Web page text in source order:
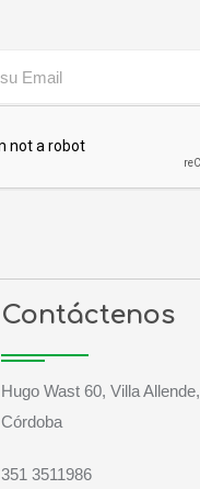
Contáctenos
Hugo Wast 60, Villa Allende,
Córdoba
351 3511986